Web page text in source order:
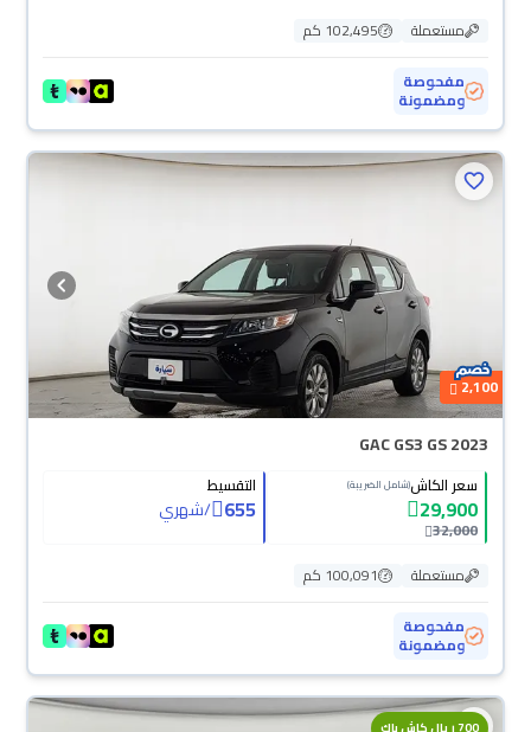
مستعملة
102,495 كم
مفحوصة
ومضمونة
2,100
GAC GS3 GS 2023
سعر الكاش(شامل الضريبة)
29,900
32,000
التقسيط
655
/شهري
مستعملة
100,091 كم
مفحوصة
ومضمونة